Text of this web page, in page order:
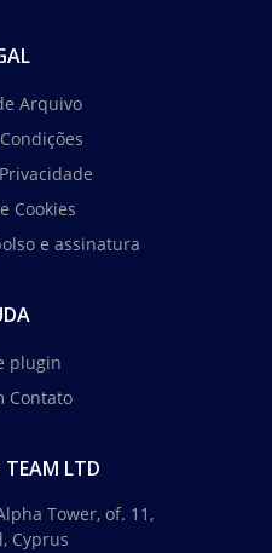
Arquivo
Cookies
e assinatura
plugin
Contato
TEAM LTD
Tower, of. 11,
Cyprus